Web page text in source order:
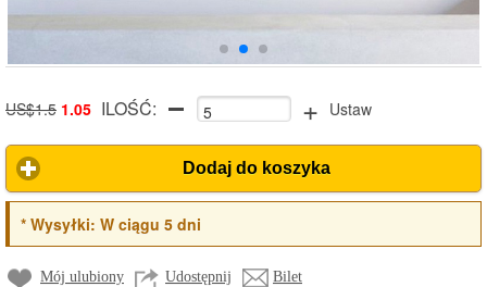
US$1.5 1.05 ILOŚĆ: + Ustaw
Dodaj do koszyka
*Wysyłki: W ciągu 5 dni
Mój ulubiony Udostępnij Bilet